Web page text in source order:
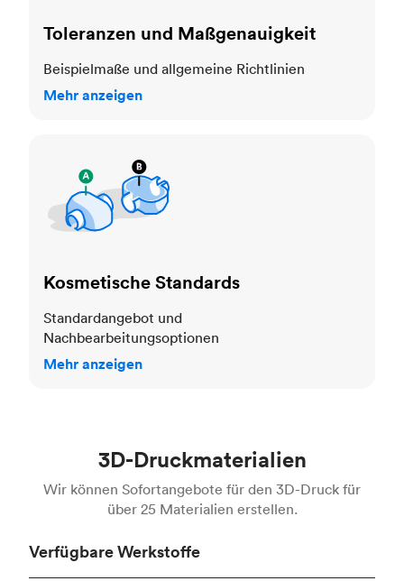
Toleranzen und Maßgenauigkeit
Beispielmaße und allgemeine Richtlinien
Mehr anzeigen
Kosmetische Standards
Standardangebot und
Nachbearbeitungsoptionen
Mehr anzeigen
3D-Druckmaterialien
Wir können Sofortangebote für den 3D-Druck für
über 25 Materialien erstellen.
Verfügbare Werkstoffe